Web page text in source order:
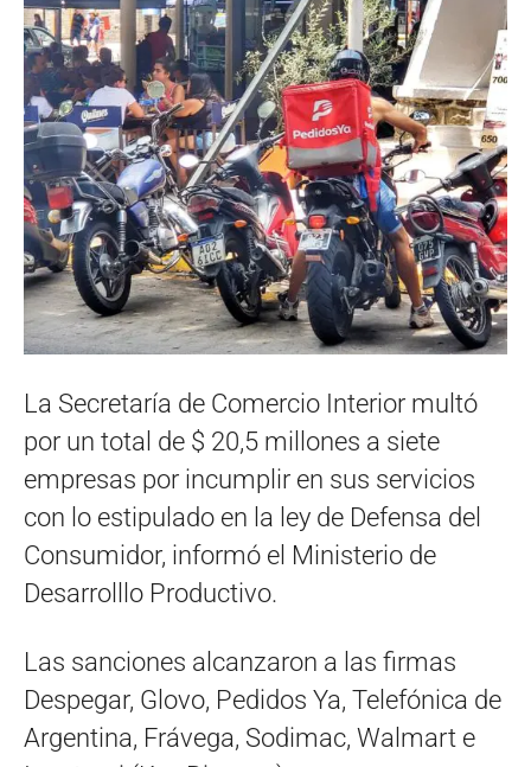
La Secretaría de Comercio Interior multó
por un total de $ 20,5 millones a siete
empresas por incumplir en sus servicios
con lo estipulado en la ley de Defensa del
Consumidor, informó el Ministerio de
Desarrolllo Productivo.
Las sanciones alcanzaron a las firmas
Despegar, Glovo, Pedidos Ya, Telefónica de
Argentina, Frávega, Sodimac, Walmart e